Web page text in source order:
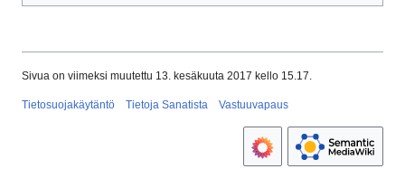
Sivua on viimeksi muutettu 13. kesäkuuta 2017 kello 15.17.
Tietosuojakäytäntö Tietoja Sanatista Vastuuvapaus